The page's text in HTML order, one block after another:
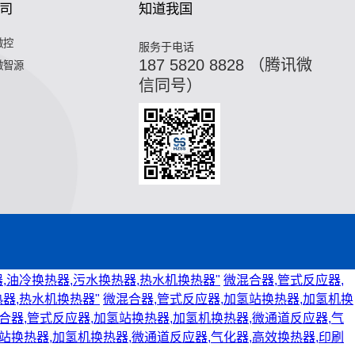
控
智源
知道我国
服务于电话
187 5820 8828 （腾讯微
信同号）
冷换热器,污水换热器,热水机换热器" 微混合器,管式反应器,
,热水机换热器" 微混合器,管式反应器,加氢站换热器,加氢机换
器,管式反应器,加氢站换热器,加氢机换热器,微通道反应器,气
换热器,加氢机换热器,微通道反应器,气化器,高效换热器,印刷